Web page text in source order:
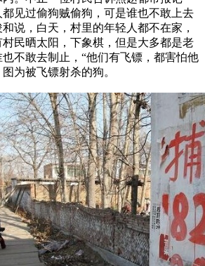
见过偷狗贼偷狗，可是谁也不敢上去
说，白天，村里的年轻人都不在家，
民晒太阳，下象棋，但是大多都是老
不敢去制止，“他们有飞镖，都害怕他
为被飞镖射杀的狗。